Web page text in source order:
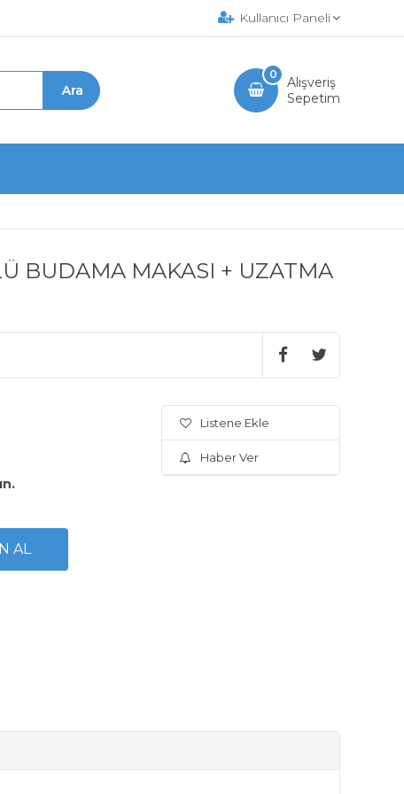
Kullanıcı Paneli
Alışveriş
Sepetim
0
BUDAMA MAKASI + UZATMA
Listene Ekle
Haber Ver